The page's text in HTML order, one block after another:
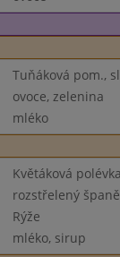
Tuňáková pom.,
ovoce, zelenina
mléko
Květáková
rozstřelený
Rýže
mléko, sirup